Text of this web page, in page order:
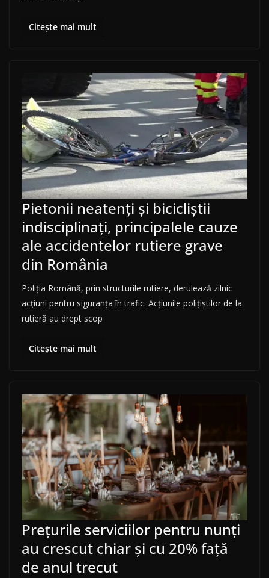
Citește mai mult
Pietonii neatenți și bicicliștii
indisciplinați, principalele cauze
ale accidentelor rutiere grave
din România
Poliția Română, prin structurile rutiere, derulează zilnic
acțiuni pentru siguranța în trafic. Acțiunile polițiștilor de la
rutieră au drept scop
Citește mai mult
Prețurile serviciilor pentru nunți
au crescut chiar și cu 20% față
de anul trecut